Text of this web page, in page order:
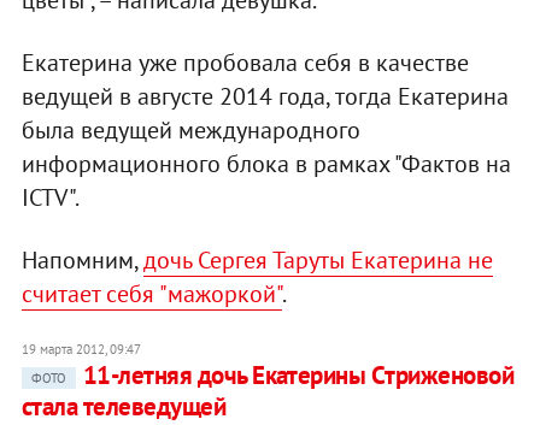
Екатерина уже пробовала себя в качестве
ведущей в августе 2014 года, тогда Екатерина
была ведущей международного
информационного блока в рамках "Фактов на
ICTV".
Напомним,дочь Сергея Таруты Екатерина не
считает себя "мажоркой".
19 марта 2012, 09:47
ФОТО
11-летняя дочь Екатерины Cтриженовой
стала телеведущей